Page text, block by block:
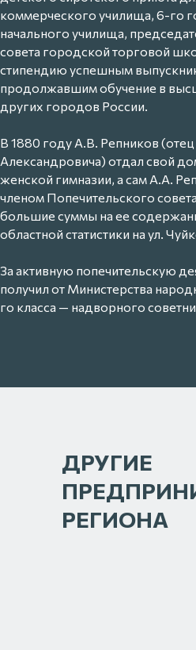
коммерческого училища, 6-го
начального училища,
совета городской торговой
стипендию успешным
продолжавшим обучение в
других городов России.
В 1880 году А.В. Репников
Александровича) отдал свой
женской гимназии, а сам А.А.
членом Попечительского
большие суммы на ее
областной статистики на ул.
За активную попечительскую
получил от Министерства
го класса — надворного
ДРУГИЕ
РЕГИОНА